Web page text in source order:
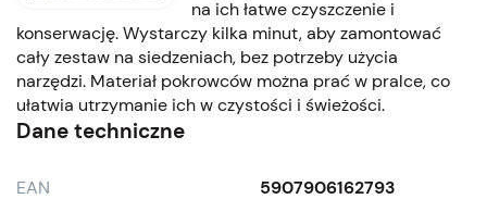
na ich łatwe czyszczenie i
konserwację. Wystarczy kilka minut, aby zamontować
cały zestaw na siedzeniach, bez potrzeby użycia
narzędzi. Materiał pokrowców można prać w pralce, co
ułatwia utrzymanie ich w czystości i świeżości.
Dane techniczne
EAN
5907906162793